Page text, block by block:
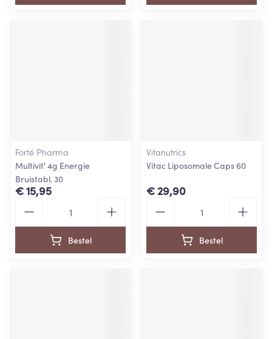
Forté Pharma
Multivit' 4g Energie
Bruistabl. 30
€ 15,95
Bestel
Vitanutrics
Vitac Liposomale Caps 60
€ 29,90
Bestel